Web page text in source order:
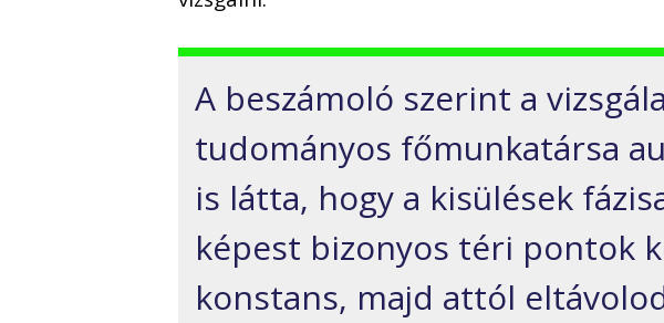
A beszámoló szerint a
tudományos főmunkatársa
is látta, hogy a kisülések
képest bizonyos téri pontok
konstans, majd attól